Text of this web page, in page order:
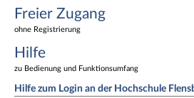
Freier Zugang
ohne Registrierung
Hilfe
zu Bedienung und Funktionsumfang
Hilfe zum Login an der Hochschule